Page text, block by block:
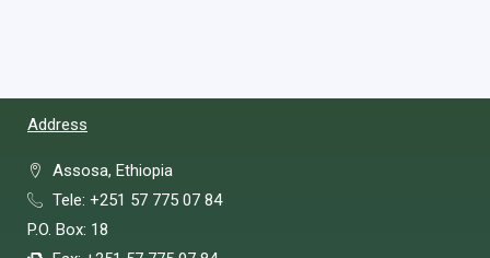
Address
Assosa, Ethiopia
Tele: +251 57 775 07 84
P.O. Box: 18